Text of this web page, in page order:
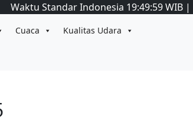
Waktu Standar Indonesia 19:49:59WIB |
Cuaca Kualitas Udara